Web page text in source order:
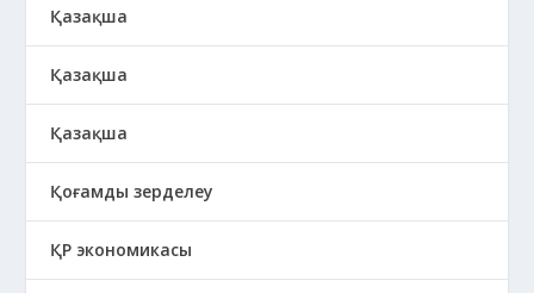
Қазақша
Қазақша
Қазақша
Қоғамды зерделеу
ҚР экономикасы